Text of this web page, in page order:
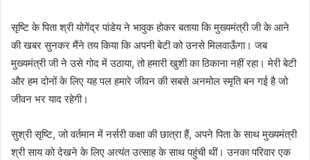
सृष्टि के पिता श्री योगेंद्र पांडेय ने भावुक होकर बताया कि मुख्यमंत्री जी के आने
की खबर सुनकर मैंने तय किया कि अपनी बेटी को उनसे मिलवाऊँगा। जब
मुख्यमंत्री जी ने उसे गोद में उठाया, तो हमारी खुशी का ठिकाना नहीं रहा। मेरी बेटी
और हम दोनों के लिए यह पल हमारे जीवन की सबसे अनमोल स्मृति बन गई है जो
जीवन भर याद रहेगी।
सुश्री सृष्टि, जो वर्तमान में नर्सरी कक्षा की छात्रा हैं, अपने पिता के साथ मुख्यमंत्री
श्री साय को देखने के लिए अत्यंत उत्साह के साथ पहुंची थीं। उनका परिवार एक